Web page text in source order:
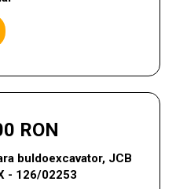
RON
buldoexcavator, JCB
- 126/02253